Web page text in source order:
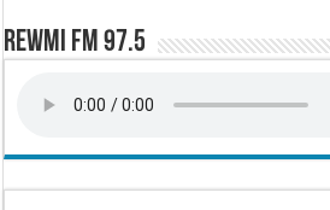
Rewmi FM 97.5